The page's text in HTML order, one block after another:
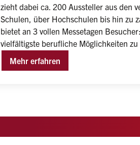
zieht dabei ca. 200 Aussteller aus den
Schulen, über Hochschulen bis hin zu
bietet an 3 vollen Messetagen
vielfältigste berufliche Möglichkeiten
Mehr erfahren